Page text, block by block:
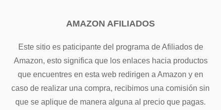
AMAZON AFILIADOS
Este sitio es paticipante del programa de Afiliados de
Amazon, esto significa que los enlaces hacia productos
que encuentres en esta web redirigen a Amazon y en
caso de realizar una compra, recibimos una comisión sin
que se aplique de manera alguna al precio que pagas.